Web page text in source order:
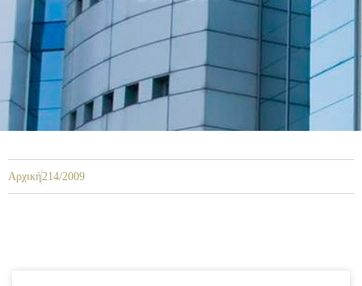
Αρχική214/2009